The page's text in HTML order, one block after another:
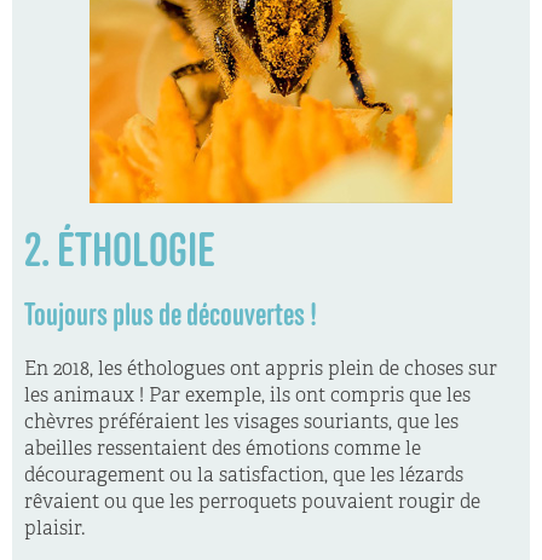
2. ÉTHOLOGIE
Toujours plus de découvertes !
En 2018, les éthologues ont appris plein de choses sur
les animaux ! Par exemple, ils ont compris que les
chèvres préféraient les visages souriants, que les
abeilles ressentaient des émotions comme le
découragement ou la satisfaction, que les lézards
rêvaient ou que les perroquets pouvaient rougir de
plaisir.